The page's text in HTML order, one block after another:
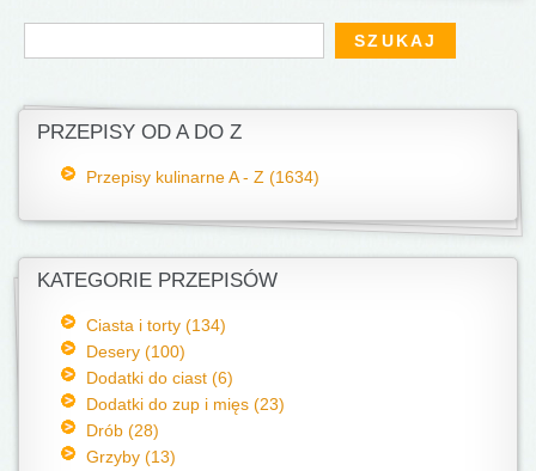
Formularz wyszukiwania
Szukaj
PRZEPISY OD A DO Z
Przepisy kulinarne A - Z (1634)
KATEGORIE PRZEPISÓW
Ciasta i torty (134)
Desery (100)
Dodatki do ciast (6)
Dodatki do zup i mięs (23)
Drób (28)
Grzyby (13)